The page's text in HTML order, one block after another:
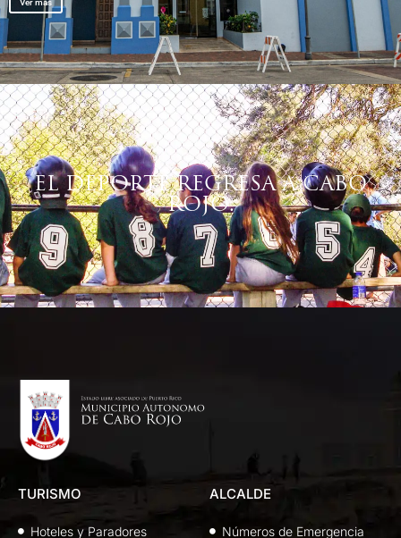
Ver más
EL DEPORTE REGRESA A CABO
ROJO.
TURISMO
Hoteles y Paradores
ALCALDE
Números de Emergencia